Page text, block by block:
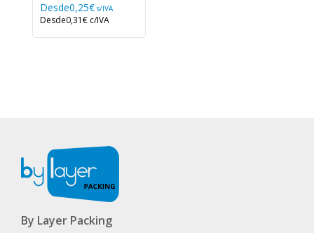
Desde0,25€ s/IVA
Desde0,31€ c/IVA
By Layer Packing